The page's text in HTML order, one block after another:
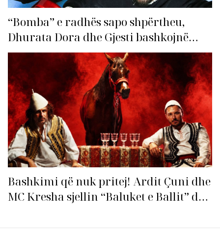
“Bomba” e radhës sapo shpërtheu,
Dhurata Dora dhe Gjesti bashkojnë
fuqitë me “Gasolina”!
Bashkimi që nuk pritej! Ardit Çuni dhe
MC Kresha sjellin “Baluket e Ballit” dhe